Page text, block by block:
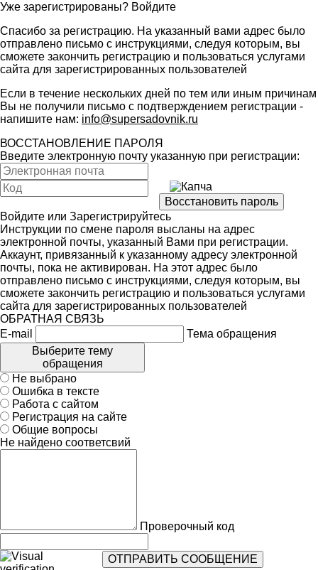
Уже зарегистрированы? Войдите
Спасибо за регистрацию. На указанный вами адрес было
отправлено письмо с инструкциями, следуя которым, вы
сможете закончить регистрацию и пользоваться услугами
сайта для зарегистрированных пользователей
Если в течение нескольких дней по тем или иным причинам
Вы не получили письмо с подтверждением регистрации -
напишите нам: info@supersadovnik.ru
ВОССТАНОВЛЕНИЕ ПАРОЛЯ
Введите электронную почту указанную при регистрации:
Войдите или Зарегистрируйтесь
Инструкции по смене пароля высланы на адрес
электронной почты, указанный Вами при регистрации.
Аккаунт, привязанный к указанному адресу электронной
почты, пока не активирован. На этот адрес было
отправлено письмо с инструкциями, следуя которым, вы
сможете закончить регистрацию и пользоваться услугами
сайта для зарегистрированных пользователей
ОБРАТНАЯ СВЯЗЬ
E-mail
Тема обращения
Выберите тему
обращения
Не выбрано
Ошибка в тексте
Работа с сайтом
Регистрация на сайте
Общие вопросы
Не найдено соответсвий
Проверочный код